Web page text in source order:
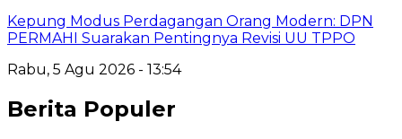
Kepung Modus Perdagangan Orang Modern: DPN
PERMAHI Suarakan Pentingnya Revisi UU TPPO
Rabu, 5 Agu 2026 - 13:54
Berita Populer